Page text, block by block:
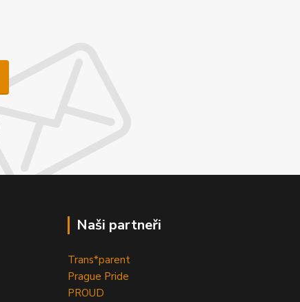
Naši partneři
Trans*parent
Prague Pride
PROUD